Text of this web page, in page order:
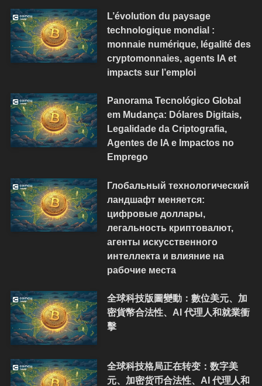
L’évolution du paysage
technologique mondial :
monnaie numérique, légalité des
cryptomonnaies, agents IA et
impacts sur l’emploi
Panorama Tecnológico Global
em Mudança: Dólares Digitais,
Legalidade da Criptografia,
Agentes de IA e Impactos no
Emprego
Глобальный технологический
ландшафт меняется:
цифровые доллары,
легальность криптовалют,
агенты искусственного
интеллекта и влияние на
рабочие места
全球科技版圖變動：數位美元、加
密貨幣合法性、AI 代理人和就業衝
擊
全球科技格局正在转变：数字美
元、加密货币合法性、AI 代理人和